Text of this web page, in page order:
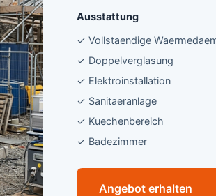
Ausstattung
✓ Vollstaendige
✓ Doppelverglasung
✓ Elektroinstallation
✓ Sanitaeranlage
✓ Kuechenbereich
✓ Badezimmer
Angebot erhalten